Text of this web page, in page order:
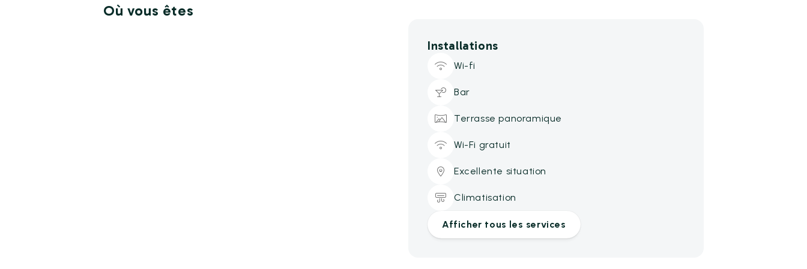
Où vous êtes
Installations
Wi-fi
Bar
Terrasse panoramique
Wi-Fi gratuit
Excellente situation
Climatisation
Afficher tous les services